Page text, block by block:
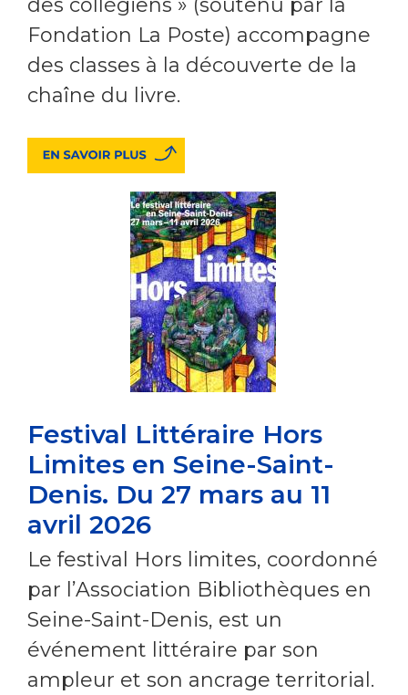
Fondation La Poste) accompagne
des classes à la découverte de la
chaîne du livre.
Festival Littéraire Hors
Limites en Seine-Saint-
Denis. Du 27 mars au 11
avril 2026
Le festival Hors limites, coordonné
par l’Association Bibliothèques en
Seine-Saint-Denis, est un
événement littéraire par son
ampleur et son ancrage territorial.